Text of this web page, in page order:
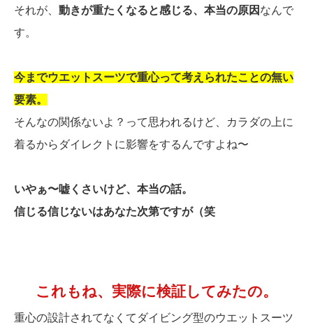
それが、 動きが重たくなると感じる、本当の原因 なんで
す。
今までウエットスーツで重心って考えられたことの無い
要素。
そんなの関係ないよ？って思われるけど、カラダの上に
着るからダイレクトに影響をするんですよね〜
いやぁ〜嘘くさいけど、本当の話。
信じる信じないはあなた次第ですが（笑
これもね、実際に検証してみたの。
重心の設計されてなくてダイビング型のウエットスーツ